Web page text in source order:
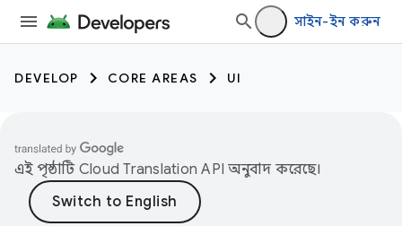
সাইন-ইন করুন
DEVELOP CORE AREAS UI
এই পৃষ্ঠাটি Cloud Translation API অনুবাদ করেছে।